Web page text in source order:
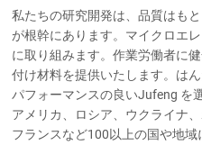
私たちの研究開発は、品質はも
が根幹にあります。マイクロエ
に取り組みます。作業労働者に
付け材料を提供いたします。は
パフォーマンスの良いJufeng を
アメリカ、ロシア、ウクライナ
フランスなど100以上の国や地